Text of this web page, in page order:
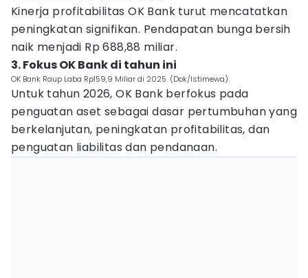
Kinerja profitabilitas OK Bank turut mencatatkan
peningkatan signifikan. Pendapatan bunga bersih
naik menjadi Rp 688,88 miliar.
3. Fokus OK Bank di tahun ini
OK Bank Raup Laba Rp159,9 Miliar di 2025. (Dok/Istimewa).
Untuk tahun 2026, OK Bank berfokus pada
penguatan aset sebagai dasar pertumbuhan yang
berkelanjutan, peningkatan profitabilitas, dan
penguatan liabilitas dan pendanaan.